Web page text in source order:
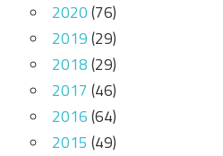
2020(76)
2019(29)
2018(29)
2017 (46)
2016(64)
2015 (49)